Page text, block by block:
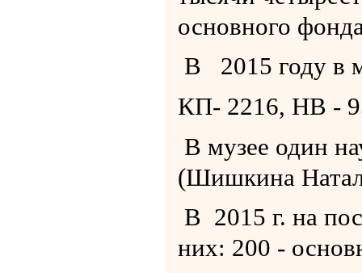
основного
В 2015 году в
КП- 2216, НВ -
В музее один
(Шишкина
В 2015 г. на
них: 200 -